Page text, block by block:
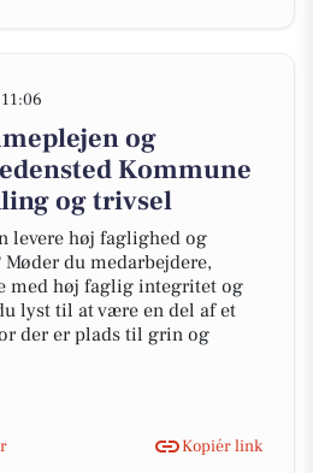
og
Kommune
og trivsel
levere høj faglighed og
du medarbejdere,
med høj faglig integritet og
lyst til at være en del af et
der er plads til grin og
Kopiér link